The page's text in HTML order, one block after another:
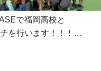
で福岡高校と
を行います！！！
！